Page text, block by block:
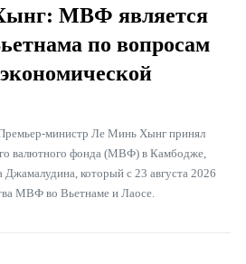
МВФ является
по вопросам
министр Ле Минь Хынг принял
валютного фонда (МВФ) в Камбодже,
который с 23 августа 2026
МВФ во Вьетнаме и Лаосе.